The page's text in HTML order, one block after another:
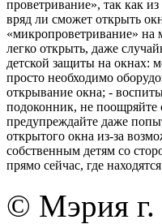
проветривание», так как
вряд ли сможет открыть
«микропроветривание» на
легко открыть, даже
детской защиты на окнах:
просто необходимо
открывание окна; -
подоконник, не поощряйте
предупреждайте даже
открытого окна из-за
собственным детям со
прямо сейчас, где
© Мэрия г.